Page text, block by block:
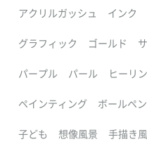
アクリルガッシュ インク
グラフィック ゴールド
パープル パール ヒーリ
ペインティング ボールペ
子ども 想像風景 手描き風